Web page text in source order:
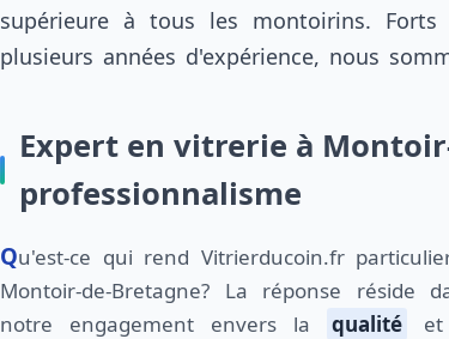
supérieure à tous les montoirins. Forts
plusieurs années d'expérience, nous
Expert en vitrerie à
professionnalisme
Qu'est-ce qui rend Vitrierducoin.fr particulier à
Montoir-de-Bretagne? La réponse réside
notre engagement envers la
qualité